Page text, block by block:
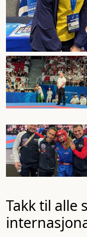
Takk til alle